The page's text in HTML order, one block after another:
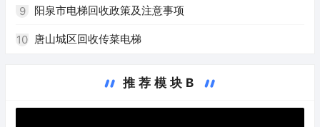
9 阳泉市电梯回收政策及注意事项
10 唐山城区回收传菜电梯
推荐模块B